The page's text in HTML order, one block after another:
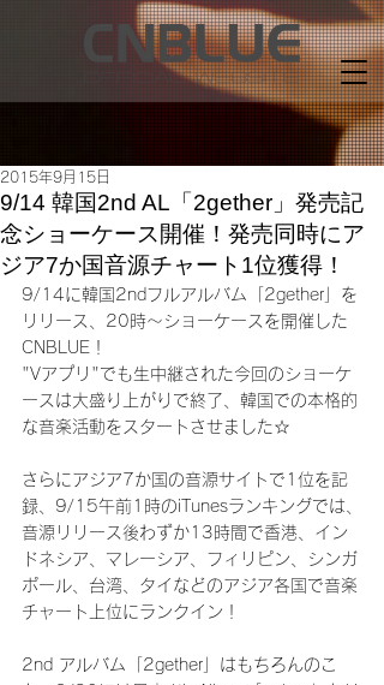
9/14 韓国2nd AL「2gether」発売記
念ショーケース開催！発売同時にア
ジア7か国音源チャート1位獲得！
2015年9月15日
9/14に韓国2ndフルアルバム「2gether」を
リリース、20時～ショーケースを開催した
CNBLUE！
"Vアプリ"でも生中継された今回のショーケ
ースは大盛り上がりで終了、韓国での本格的
な音楽活動をスタートさせました☆
さらにアジア7か国の音源サイトで1位を記
録、9/15午前1時のiTunesランキングでは、
音源リリース後わずか13時間で香港、イン
ドネシア、マレーシア、フィリピン、シンガ
ポール、台湾、タイなどのアジア各国で音楽
チャート上位にランクイン！
2nd アルバム「2gether」はもちろんのこ